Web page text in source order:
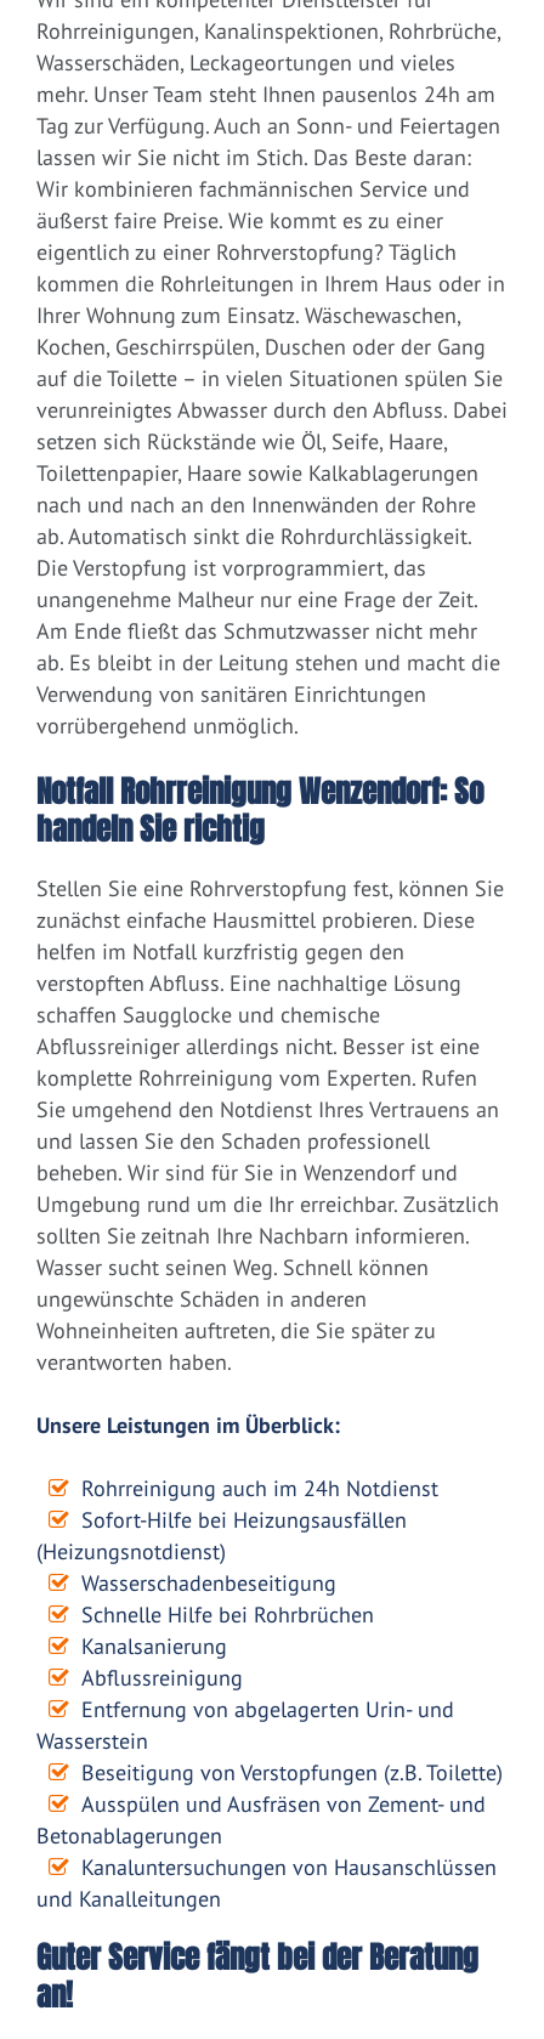
Rohrreinigungen, Kanalinspektionen, Rohrbrüche,
Wasserschäden, Leckageortungen und vieles
mehr. Unser Team steht Ihnen pausenlos 24h am
Tag zur Verfügung. Auch an Sonn- und Feiertagen
lassen wir Sie nicht im Stich. Das Beste daran:
Wir kombinieren fachmännischen Service und
äußerst faire Preise. Wie kommt es zu einer
eigentlich zu einer Rohrverstopfung? Täglich
kommen die Rohrleitungen in Ihrem Haus oder in
Ihrer Wohnung zum Einsatz. Wäschewaschen,
Kochen, Geschirrspülen, Duschen oder der Gang
auf die Toilette – in vielen Situationen spülen Sie
verunreinigtes Abwasser durch den Abfluss. Dabei
setzen sich Rückstände wie Öl, Seife, Haare,
Toilettenpapier, Haare sowie Kalkablagerungen
nach und nach an den Innenwänden der Rohre
ab. Automatisch sinkt die Rohrdurchlässigkeit.
Die Verstopfung ist vorprogrammiert, das
unangenehme Malheur nur eine Frage der Zeit.
Am Ende fließt das Schmutzwasser nicht mehr
ab. Es bleibt in der Leitung stehen und macht die
Verwendung von sanitären Einrichtungen
vorrübergehend unmöglich.
Notfall Rohrreinigung Wenzendorf: So
handeln Sie richtig
Stellen Sie eine Rohrverstopfung fest, können Sie
zunächst einfache Hausmittel probieren. Diese
helfen im Notfall kurzfristig gegen den
verstopften Abfluss. Eine nachhaltige Lösung
schaffen Saugglocke und chemische
Abflussreiniger allerdings nicht. Besser ist eine
komplette Rohrreinigung vom Experten. Rufen
Sie umgehend den Notdienst Ihres Vertrauens an
und lassen Sie den Schaden professionell
beheben. Wir sind für Sie in Wenzendorf und
Umgebung rund um die Ihr erreichbar. Zusätzlich
sollten Sie zeitnah Ihre Nachbarn informieren.
Wasser sucht seinen Weg. Schnell können
ungewünschte Schäden in anderen
Wohneinheiten auftreten, die Sie später zu
verantworten haben.
Unsere Leistungen im Überblick:
Rohrreinigung auch im 24h Notdienst
Sofort-Hilfe bei Heizungsausfällen
(Heizungsnotdienst)
Wasserschadenbeseitigung
Schnelle Hilfe bei Rohrbrüchen
Kanalsanierung
Abflussreinigung
Entfernung von abgelagerten Urin- und
Wasserstein
Beseitigung von Verstopfungen (z.B. Toilette)
Ausspülen und Ausfräsen von Zement- und
Betonablagerungen
Kanaluntersuchungen von Hausanschlüssen
und Kanalleitungen
Guter Service fängt bei der Beratung
an!